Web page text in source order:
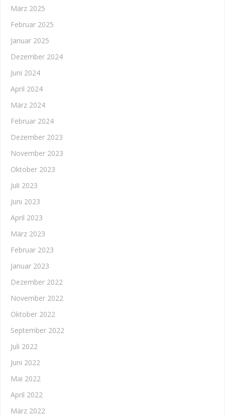
März 2025
Februar 2025
Januar 2025
Dezember 2024
Juni 2024
April 2024
März 2024
Februar 2024
Dezember 2023
November 2023
Oktober 2023
Juli 2023
Juni 2023
April 2023
März 2023
Februar 2023
Januar 2023
Dezember 2022
November 2022
Oktober 2022
September 2022
Juli 2022
Juni 2022
Mai 2022
April 2022
März 2022